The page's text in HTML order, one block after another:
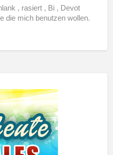
, rasiert , Bi , Devot
die mich benutzen wollen.